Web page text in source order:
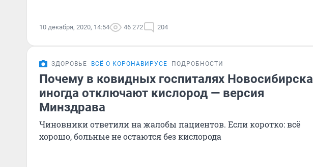
10 декабря, 2020, 14:54 46 272 204
ЗДОРОВЬЕ ВСЁ О КОРОНАВИРУСЕ ПОДРОБНОСТИ
Почему в ковидных госпиталях Новосибирска
иногда отключают кислород — версия
Минздрава
Чиновники ответили на жалобы пациентов. Если коротко: всё
хорошо, больные не остаются без кислорода